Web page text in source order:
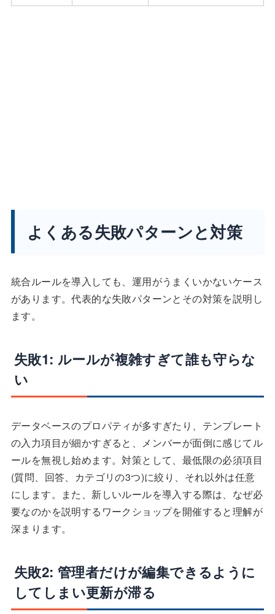
よくある失敗パターンと対策
統合ルールを導入しても、運用がうまくいかないケース
があります。代表的な失敗パターンとその対策を説明し
ます。
失敗1: ルールが複雑すぎて誰も守らな
い
データベースのプロパティが多すぎたり、テンプレート
の入力項目が細かすぎると、メンバーが面倒に感じてル
ールを無視し始めます。対策として、最低限の必須項目
(質問、回答、カテゴリの3つ)に絞り、それ以外は任意
にします。また、新しいルールを導入する際は、なぜ必
要なのかを説明するワークショップを開催すると理解が
深まります。
失敗2: 管理者だけが編集できるように
してしまい更新が滞る